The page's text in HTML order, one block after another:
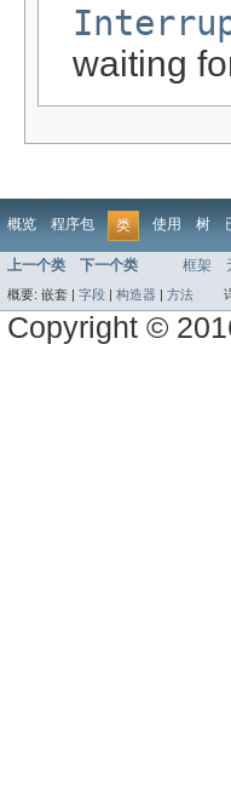
waiting
概览 程序包 类 使用 树
上一个类 下一个类 框架
概要: 嵌套 | 字段 | 构造器 | 方法
Copyright ©